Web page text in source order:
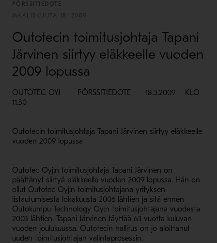
PÖRSSITIEDOTE
MAALISKUUTA 18, 2009
Outotecin toimitusjohtaja Tapani
Järvinen siirtyy eläkkeelle vuoden
2009 lopussa
OUTOTEC OYJ PÖRSSITIEDOTE 18.3.2009 KLO
11.30
Outotecin toimitusjohtaja Tapani Järvinen siirtyy eläkkeelle
vuoden 2009 lopussa
Outotec Oyj:n toimitusjohtaja Tapani Järvinen on
päättänyt siirtyä eläkkeelle vuoden 2009 lopussa. Hän on
ollut Outotec Oyj:n toimitusjohtajana yrityksen
listautumisesta lokakuusta 2006 lähtien ja sitä ennen
Outokumpu Technology Oy:n toimitusjohtajana vuodesta
2003 lähtien. Tapani Järvinen täyttää 63 vuotta kuluvan
vuoden joulukuussa. Outotecin hallitus on jo aloittanut
uuden toimitusjohtajan valintaprosessin.